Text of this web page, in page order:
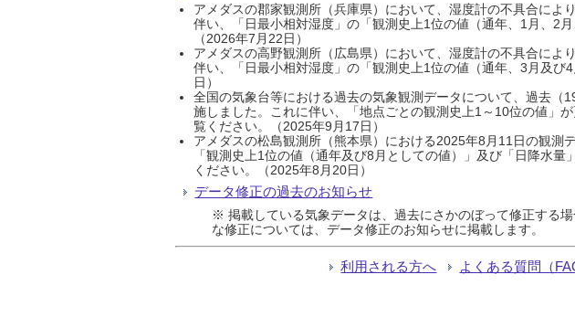
アメダスの郡家観測所（兵庫県）において、湿度計の不具合に
伴い、「日最小相対湿度」の「観測史上1位の値（通年、1月、2
（2026年7月22日）
アメダスの高野観測所（広島県）において、湿度計の不具合に
伴い、「日最小相対湿度」の「観測史上1位の値（通年、3月及
日）
全国の気象台等における過去の気象観測データについて、過去
施しました。これに伴い、「地点ごとの観測史上1～10位の値」
覧ください。（2025年9月17日）
アメダスの松島観測所（熊本県）における2025年8月11日の観
「観測史上1位の値（通年及び8月としての値）」及び「日降水
ください。（2025年8月20日）
データ修正の過去のお知らせ
※ 掲載している気象データは、過去にさかのぼって修正する
な修正については、データ修正のお知らせに掲載します。
利用される方へ よくある質問（